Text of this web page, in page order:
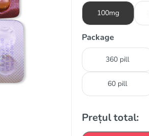
100mg
Package
360 pill
60 pill
Prețul total: